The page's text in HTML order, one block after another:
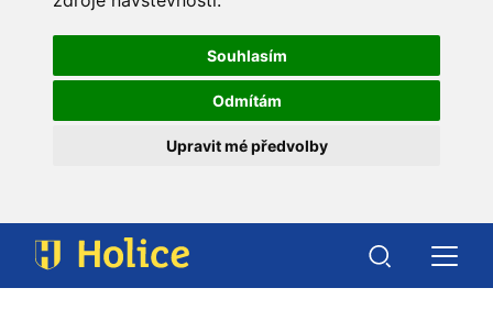
Souhlasím
Odmítám
Upravit mé předvolby